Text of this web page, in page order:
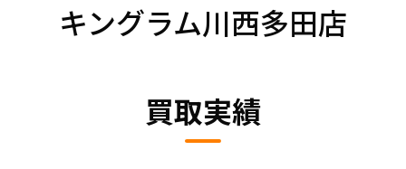
キングラム川西多田店
買取実績